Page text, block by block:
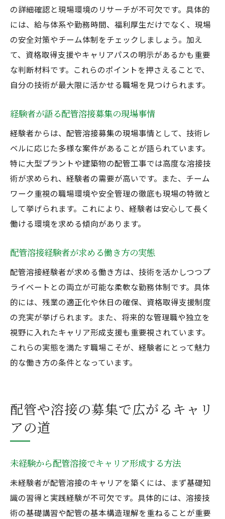
の詳細確認と現場環境のリサーチが不可欠です。具体的
には、給与体系や勤務時間、福利厚生だけでなく、現場
の安全対策やチーム体制をチェックしましょう。加え
て、資格取得支援やキャリアパスの明示があるかも重要
な判断材料です。これらのポイントを押さえることで、
自分の技術が最大限に活かせる職場を見つけられます。
経験者が語る配管溶接募集の現場事情
経験者からは、配管溶接募集の現場事情として、技術レ
ベルに応じた多様な案件があることが語られています。
特に大型プラントや建築物の配管工事では高度な溶接技
術が求められ、経験者の需要が高いです。また、チーム
ワーク重視の職場環境や安全管理の徹底も現場の特徴と
して挙げられます。これにより、経験者は安心して長く
働ける環境を求める傾向があります。
配管溶接経験者が求める働き方の実態
配管溶接経験者が求める働き方は、技術を活かしつつプ
ライベートとの両立が可能な柔軟な勤務体制です。具体
的には、残業の適正化や休日の確保、資格取得支援制度
の充実が挙げられます。また、将来的な管理職や独立を
視野に入れたキャリア形成支援も重要視されています。
これらの実態を満たす職場こそが、経験者にとって魅力
的な働き方の条件となっています。
配管や溶接の募集で広がるキャリ
アの道
未経験から配管溶接でキャリア形成する方法
未経験者が配管溶接のキャリアを築くには、まず基礎知
識の習得と実践経験が不可欠です。具体的には、溶接技
術の基礎講習や配管の基本構造理解を重ねることが重要